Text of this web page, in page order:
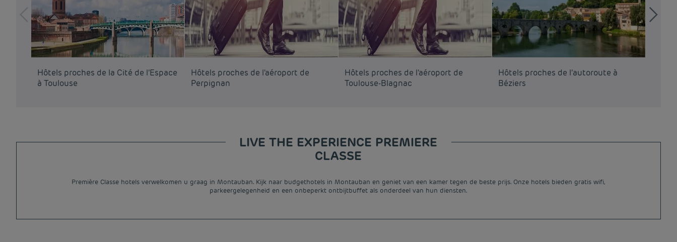
Hôtels proches de la Cité de l’Espace
à Toulouse
Hôtels proches de l'aéroport de
Perpignan
Hôtels proches de l'aéroport de
Toulouse-Blagnac
Hôtels proches de l’autoroute à
Béziers
LIVE THE EXPERIENCE PREMIERE
CLASSE
Première Classe hotels verwelkomen u graag in Montauban. Kijk naar budgethotels in Montauban en geniet van een kamer tegen de beste prijs. Onze hotels bieden gratis wifi,
parkeergelegenheid en een onbeperkt ontbijtbuffet als onderdeel van hun diensten.